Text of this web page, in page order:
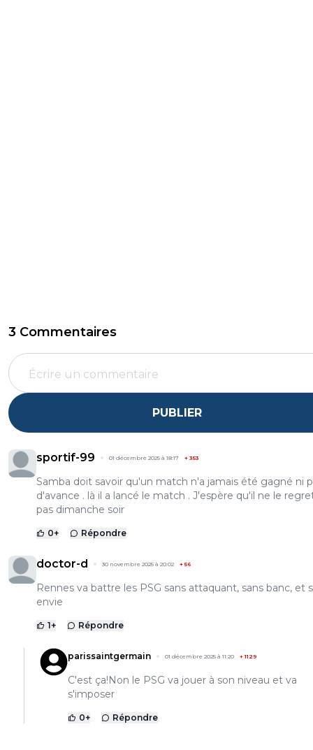
3 Commentaires
PUBLIER
sportif-99 01 décembre 2025 à 18:17 + 353
Samba doit savoir qu'un match n'a jamais été gagné ni
d'avance . là il a lancé le match . J'espère qu'il ne le
pas dimanche soir
0+ Répondre
doctor-d 30 novembre 2025 à 20:02 +56
Rennes va battre les PSG sans attaquant, sans banc, et
envie
1+ Répondre
parissaintgermain 01 décembre 2025 à 11:20 +1129
C'est ça!Non le PSG va jouer à son niveau et va
s'imposer
0+ Répondre